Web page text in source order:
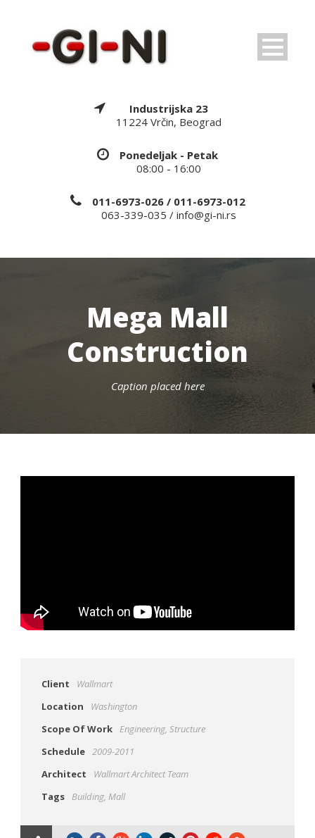
Industrijska 23
11224 Vrčin, Beograd
Ponedeljak - Petak
08:00 - 16:00
011-6973-026 / 011-6973-012
063-339-035 / info@gi-ni.rs
Mega Mall
Construction
Caption placed here
Client
Wallmart
Location
Washington
Scope Of Work Engineering, Structure
Schedule 2009-2011
Architect
Wallmart Architect Team
Tags Building, Mall